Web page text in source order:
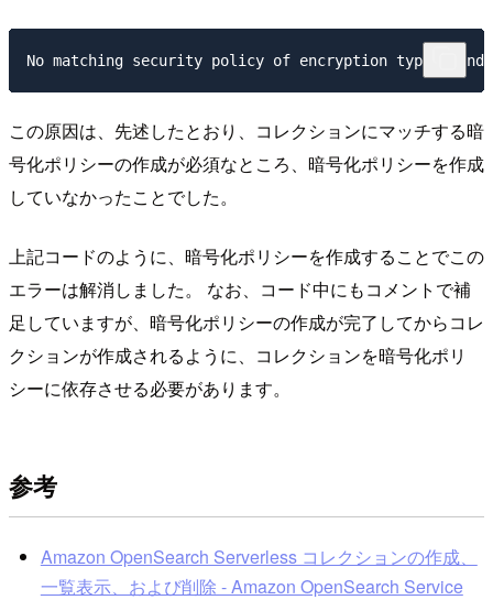
この原因は、先述したとおり、コレクションにマッチする暗
号化ポリシーの作成が必須なところ、暗号化ポリシーを作成
していなかったことでした。
上記コードのように、暗号化ポリシーを作成することでこの
エラーは解消しました。 なお、コード中にもコメントで補
足していますが、暗号化ポリシーの作成が完了してからコレ
クションが作成されるように、コレクションを暗号化ポリ
シーに依存させる必要があります。
参考
Amazon OpenSearch Serverless コレクションの作成、
一覧表示、および削除 - Amazon OpenSearch Service